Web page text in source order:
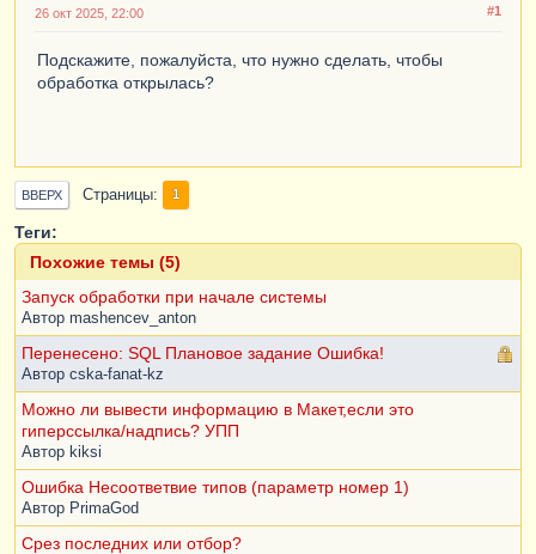
#1
26 окт 2025, 22:00
Подскажите, пожалуйста, что нужно сделать, чтобы
обработка открылась?
ВВЕРХ Страницы 1
Теги:
Похожие темы (5)
Запуск обработки при начале системы
Автор mashencev_anton
Перенесено: SQL Плановое задание Ошибка!
Автор cska-fanat-kz
Можно ли вывести информацию в Макет,если это
гиперссылка/надпись? УПП
Автор kiksi
Ошибка Несоответвие типов (параметр номер 1)
Автор PrimaGod
Срез последних или отбор?